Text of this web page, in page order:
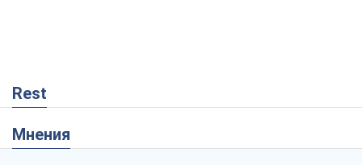
Rest
Мнения